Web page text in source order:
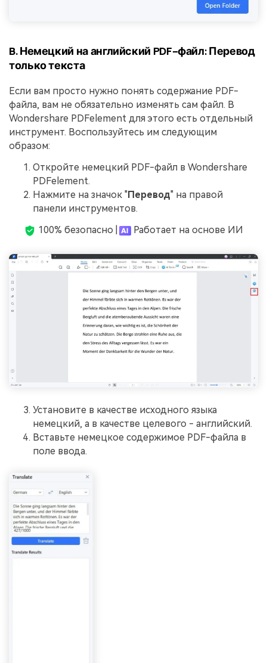
B. Немецкий на английский PDF-файл: Перевод
только текста
Если вам просто нужно понять содержание PDF-
файла, вам не обязательно изменять сам файл. В
Wondershare PDFelement для этого есть отдельный
инструмент. Воспользуйтесь им следующим
образом:
Откройте немецкий PDF-файл в Wondershare
PDFelement.
Нажмите на значок "Перевод" на правой
панели инструментов.
100% безопасно |
Работает на основе ИИ
Установите в качестве исходного языка
немецкий, а в качестве целевого - английский.
Вставьте немецкое содержимое PDF-файла в
поле ввода.